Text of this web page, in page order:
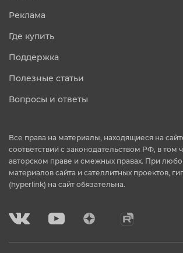
Реклама
Где купить
Поддержка
Полезные статьи
Вопросы и ответы
Все права на материалы, находящиеся на
соответствии с законодательством РФ, в том
авторском праве и смежных правах. При
материалов сайта и сателлитных проектов,
(hyperlink) на сайт обязательна.